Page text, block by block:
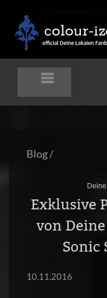
Blog/
Exklusive
von
Sonic
10.11.2016